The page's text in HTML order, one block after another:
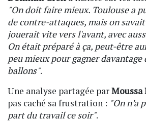
"On doit faire mieux. Toulouse a
de contre-attaques, mais on
jouerait vite vers l'avant, avec
On était préparé à ça, peut-être
peu mieux pour gagner davantage
ballons".
Une analyse partagée parMoussa
pas caché sa frustration : "On n’a
part du travail ce soir".